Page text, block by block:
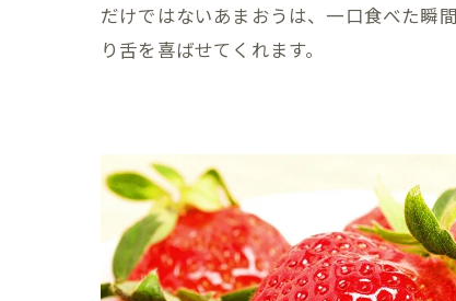
だけではないあまおうは、一口食べた瞬
り舌を喜ばせてくれます。